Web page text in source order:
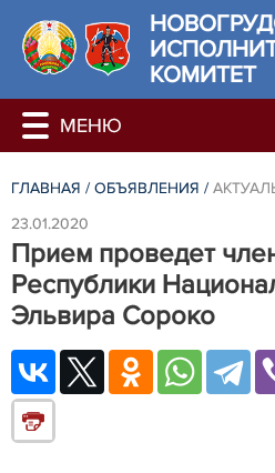
КОМИТЕТ
ГЛАВНАЯ / ОБЪЯВЛЕНИЯ /
23.01.2020
Прием проведет
Республики
Эльвира Сороко